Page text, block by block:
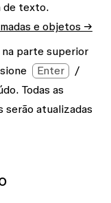
de texto.
e objetos →
na parte superior
Enter
/
Todas as
serão atualizadas